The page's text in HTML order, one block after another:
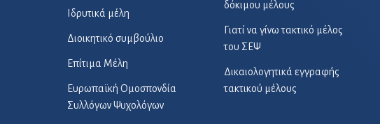
Ιδρυτικά μέλη
Διοικητικό συμβούλιο
Επίτιμα Μέλη
Ευρωπαϊκή Ομοσπονδία
Συλλόγων Ψυχολόγων
δόκιμου μέλους
Γιατί να γίνω τακτικό μέλος
του ΣΕΨ
Δικαιολογητικά εγγραφής
τακτικού μέλους